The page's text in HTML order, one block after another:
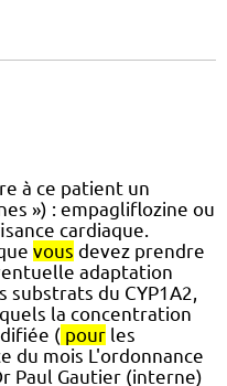
à ce patient un
») : empagliflozine ou
cardiaque.
vous devez prendre
adaptation
substrats du CYP1A2,
la concentration
( pour les
du mois L'ordonnance
Paul Gautier (interne)